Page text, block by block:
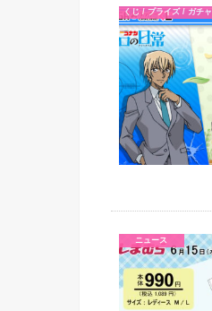
くじ / プライズ / ガチャ
ニュース